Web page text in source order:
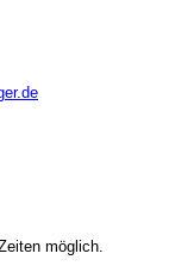
möglich.